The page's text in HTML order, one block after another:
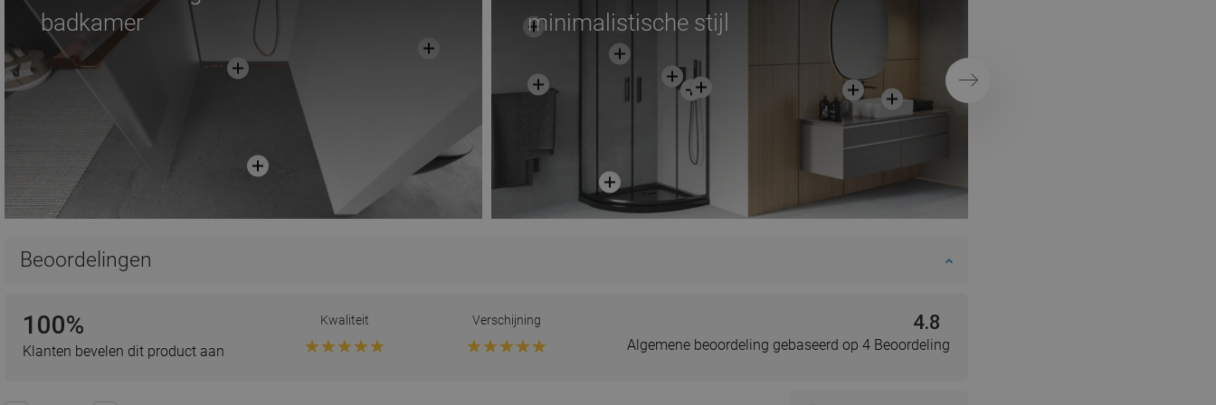
badkamer
minimalistische stijl
Volgende
Beoordelingen
100%
Klanten bevelen dit product aan
Kwaliteit Verschijning 4.8
Algemene beoordeling gebaseerd op 4 Beoordeling